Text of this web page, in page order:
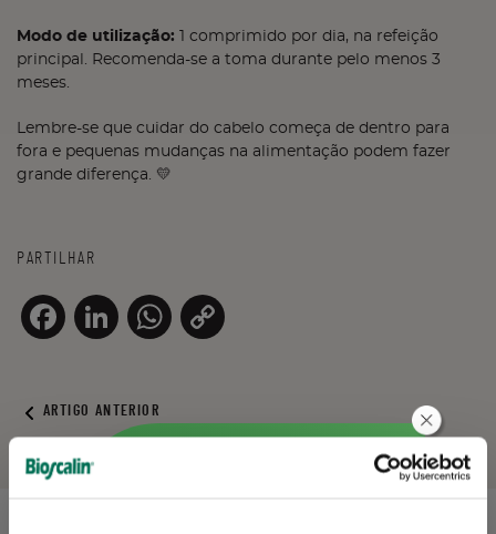
Modo de utilização: 1 comprimido por dia, na refeição
principal. Recomenda-se a toma durante pelo menos 3
meses.
Lembre-se que cuidar do cabelo começa de dentro para
fora e pequenas mudanças na alimentação podem fazer
grande diferença. 💛
PARTILHAR
FacebookLinkedInWhatsApp
ARTIGO ANTERIOR